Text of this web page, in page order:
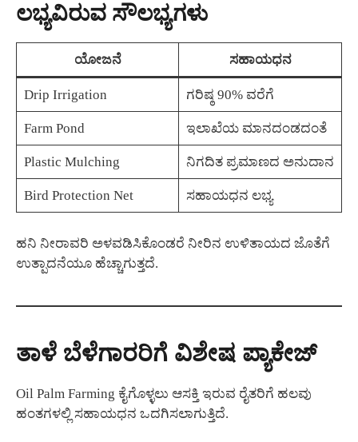
ಲಭ್ಯವಿರುವ ಸೌಲಭ್ಯಗಳು
ಯೋಜನೆ ಸಹಾಯಧನ
Drip Irrigation ಗರಿಷ್ಠ 90% ವರೆಗೆ
Farm Pond ಇಲಾಖೆಯ ಮಾನದಂಡದಂತೆ
Plastic Mulching ನಿಗದಿತ ಪ್ರಮಾಣದ ಅನುದಾನ
Bird Protection Net ಸಹಾಯಧನ ಲಭ್ಯ
ಹನಿ ನೀರಾವರಿ ಅಳವಡಿಸಿಕೊಂಡರೆ ನೀರಿನ ಉಳಿತಾಯದ ಜೊತೆಗೆ
ಉತ್ಪಾದನೆಯೂ ಹೆಚ್ಚಾಗುತ್ತದೆ.
ತಾಳೆ ಬೆಳೆಗಾರರಿಗೆ ವಿಶೇಷ ಪ್ಯಾಕೇಜ್
Oil Palm Farming ಕೈಗೊಳ್ಳಲು ಆಸಕ್ತಿ ಇರುವ ರೈತರಿಗೆ ಹಲವು
ಹಂತಗಳಲ್ಲಿ ಸಹಾಯಧನ ಒದಗಿಸಲಾಗುತ್ತಿದೆ.